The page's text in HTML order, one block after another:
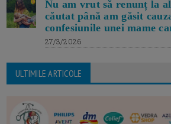
Nu am vrut să renunț la
căutat până am găsit
confesiunile unei mame
27/3/2026
ULTIMILE ARTICOLE